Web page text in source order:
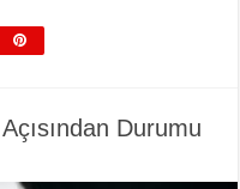
Durumu